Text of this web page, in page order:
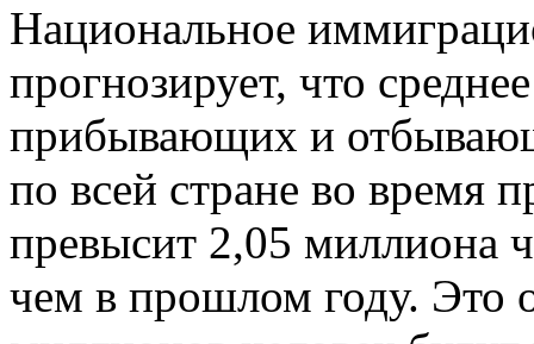
Национальное
прогнозирует, что
прибывающих и
по всей стране во время
превысит 2,05 миллиона
чем в прошлом году. Это